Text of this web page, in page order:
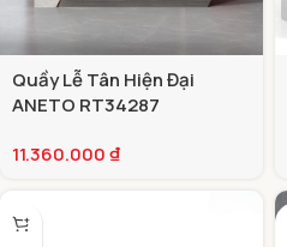
Quầy Lễ Tân Hiện Đại
ANETO RT34287
11.360.000₫